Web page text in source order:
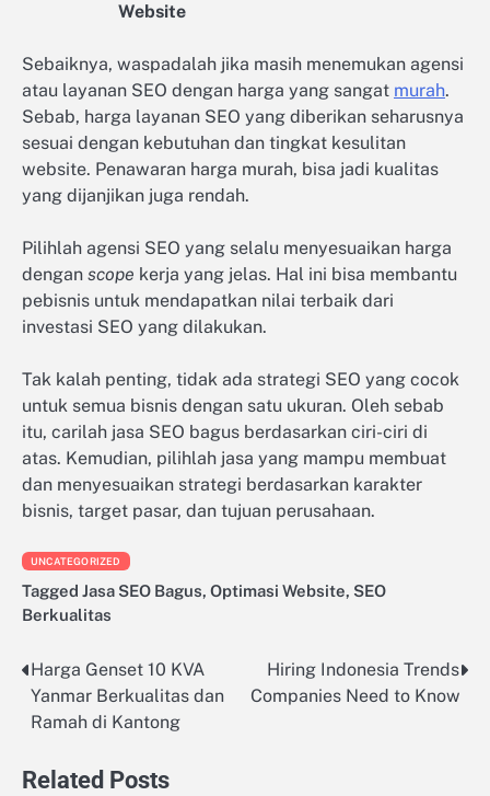
Website
Sebaiknya, waspadalah jika masih menemukan agensi
atau layanan SEO dengan harga yang sangat murah.
Sebab, harga layanan SEO yang diberikan seharusnya
sesuai dengan kebutuhan dan tingkat kesulitan
website. Penawaran harga murah, bisa jadi kualitas
yang dijanjikan juga rendah.
Pilihlah agensi SEO yang selalu menyesuaikan harga
dengan scope kerja yang jelas. Hal ini bisa membantu
pebisnis untuk mendapatkan nilai terbaik dari
investasi SEO yang dilakukan.
Tak kalah penting, tidak ada strategi SEO yang cocok
untuk semua bisnis dengan satu ukuran. Oleh sebab
itu, carilah jasa SEO bagus berdasarkan ciri-ciri di
atas. Kemudian, pilihlah jasa yang mampu membuat
dan menyesuaikan strategi berdasarkan karakter
bisnis, target pasar, dan tujuan perusahaan.
UNCATEGORIZED
Tagged Jasa SEO Bagus, Optimasi Website, SEO
Berkualitas
Post
navigation
Harga Genset 10 KVA
Yanmar Berkualitas dan
Ramah di Kantong
Hiring Indonesia Trends
Companies Need to Know
Related Posts